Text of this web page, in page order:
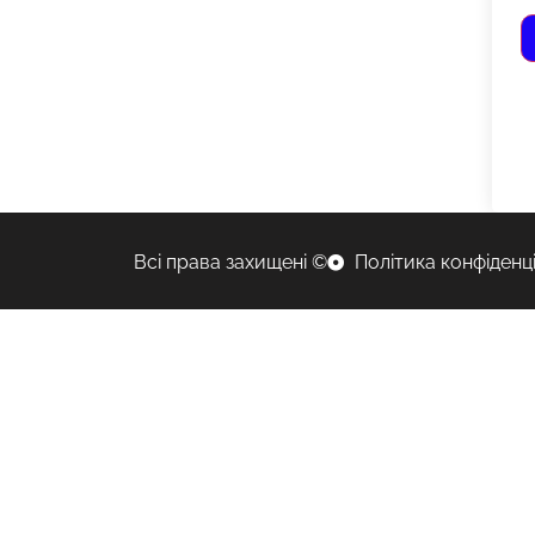
Всі права захищені © Політика